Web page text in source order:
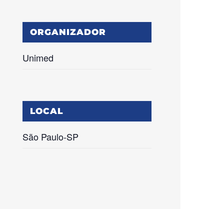
ORGANIZADOR
Unimed
LOCAL
São Paulo-SP